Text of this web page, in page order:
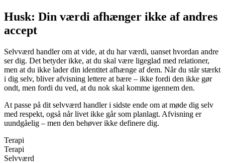
Husk: Din værdi afhænger ikke af andres
accept
Selvværd handler om at vide, at du har værdi, uanset hvordan andre
ser dig. Det betyder ikke, at du skal være ligeglad med relationer,
men at du ikke lader din identitet afhænge af dem. Når du står stærkt
i dig selv, bliver afvisning lettere at bære – ikke fordi den ikke gør
ondt, men fordi du ved, at du nok skal komme igennem den.
At passe på dit selvværd handler i sidste ende om at møde dig selv
med respekt, også når livet ikke går som planlagt. Afvisning er
uundgåelig – men den behøver ikke definere dig.
Terapi
Terapi
Selvværd